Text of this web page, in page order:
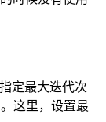
定最大迭代次
这里，设置最